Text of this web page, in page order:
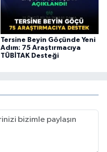
Tersine Beyin Göçünde Yeni
Adım: 75 Araştırmacıya
TÜBİTAK Desteği